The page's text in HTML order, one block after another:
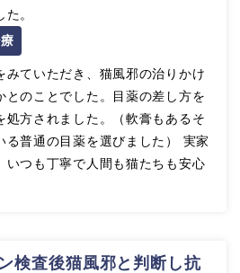
。
みていただき、猫風邪の治りかけ
とのことでした。目薬の差し方を
処方されました。（軟膏もあるそ
る普通の目薬を選びました） 実家
いつも丁寧で人間も猫たちも安心
検査後猫風邪と判断し抗